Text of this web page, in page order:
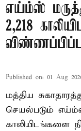
எய்ம்ஸ்
2,218
Published on: 01 Aug
மத்திய
செயல்படும்
காலியிடங்களை